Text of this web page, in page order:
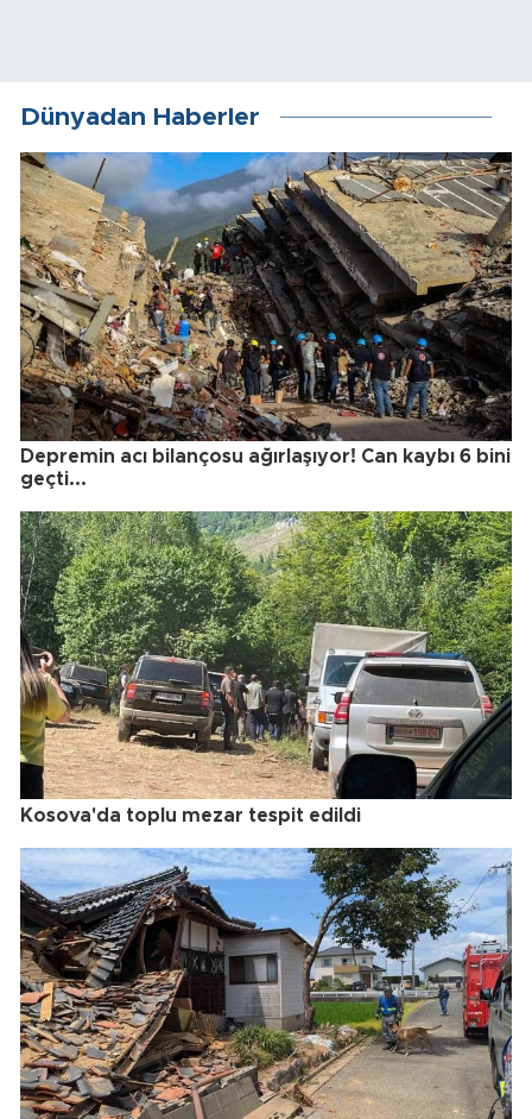
Dünyadan Haberler
Depremin acı bilançosu ağırlaşıyor! Can kaybı 6 bini
geçti...
Kosova'da toplu mezar tespit edildi